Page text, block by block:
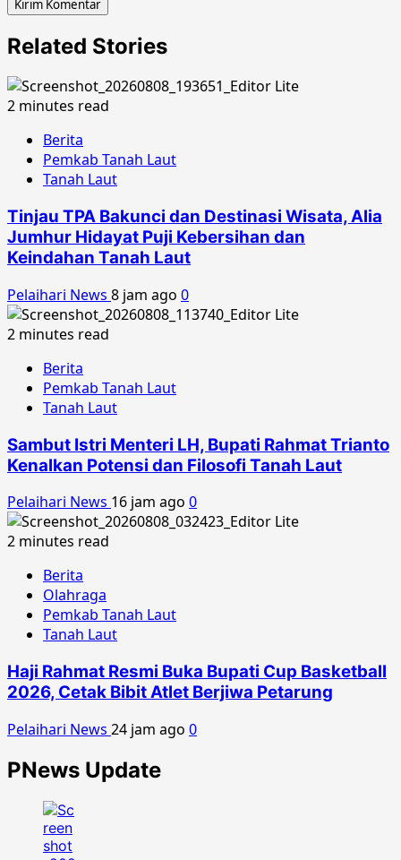
Related Stories
2 minutes read
Berita
Pemkab Tanah Laut
Tanah Laut
Tinjau TPA Bakunci dan Destinasi Wisata, Alia
Jumhur Hidayat Puji Kebersihan dan
Keindahan Tanah Laut
Pelaihari News 8 jam ago 0
2 minutes read
Berita
Pemkab Tanah Laut
Tanah Laut
Sambut Istri Menteri LH, Bupati Rahmat Trianto
Kenalkan Potensi dan Filosofi Tanah Laut
Pelaihari News 16 jam ago 0
2 minutes read
Berita
Olahraga
Pemkab Tanah Laut
Tanah Laut
Haji Rahmat Resmi Buka Bupati Cup Basketball
2026, Cetak Bibit Atlet Berjiwa Petarung
Pelaihari News 24 jam ago 0
PNews Update